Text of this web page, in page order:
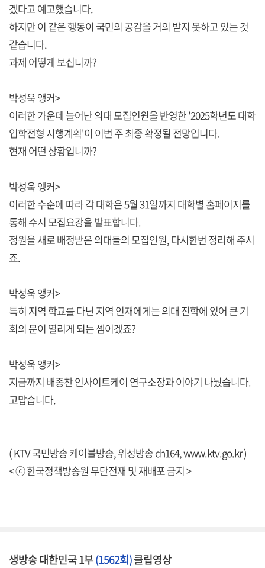
겠다고 예고했습니다.
하지만 이 같은 행동이 국민의 공감을 거의 받지 못하고 있는 것
같습니다.
과제 어떻게 보십니까?
박성욱 앵커>
이러한 가운데 늘어난 의대 모집인원을 반영한 '2025학년도 대학
입학전형 시행계획'이 이번 주 최종 확정될 전망입니다.
현재 어떤 상황입니까?
박성욱 앵커>
이러한 수순에 따라 각 대학은 5월 31일까지 대학별 홈페이지를
통해 수시 모집요강을 발표합니다.
정원을 새로 배정받은 의대들의 모집인원, 다시한번 정리해 주시
죠.
박성욱 앵커>
특히 지역 학교를 다닌 지역 인재에게는 의대 진학에 있어 큰 기
회의 문이 열리게 되는 셈이겠죠?
박성욱 앵커>
지금까지 배종찬 인사이트케이 연구소장과 이야기 나눴습니다.
고맙습니다.
( KTV 국민방송 케이블방송, 위성방송 ch164,www.ktv.go.kr)
< ⓒ 한국정책방송원 무단전재 및 재배포 금지 >
생방송 대한민국 1부(1562회)클립영상